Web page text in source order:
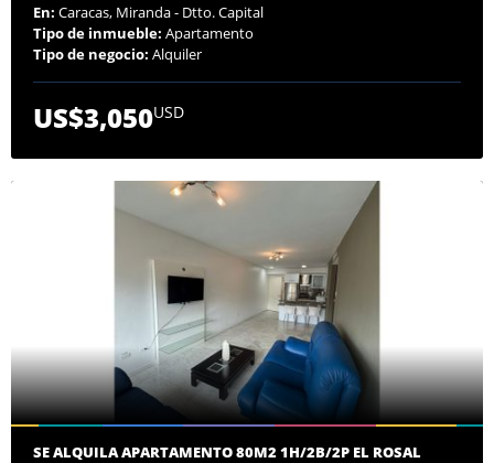
En: Caracas, Miranda - Dtto. Capital
Tipo de inmueble: Apartamento
Tipo de negocio: Alquiler
US$3,050USD
SE ALQUILA APARTAMENTO 80M2 1H/2B/2P EL ROSAL